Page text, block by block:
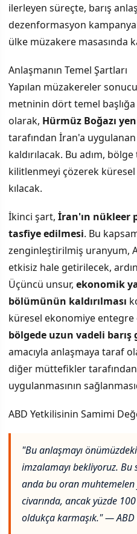
ilerleyen süreçte, barış
dezenformasyon
ülke müzakere masasında
Anlaşmanın Temel Şartları
Yapılan müzakereler
metninin dört temel başlığa
olarak, Hürmüz Boğazı
tarafından İran'a
kaldırılacak. Bu adım,
kilitlenmeyi çözerek küresel
kılacak.
İkinci şart, İran'ın nükleer
tasfiye edilmesi. Bu
zenginleştirilmiş uranyum,
etkisiz hale getirilecek,
Üçüncü unsur, ekonomik
bölümünün kaldırılması
küresel ekonomiye entegre
bölgede uzun vadeli
amacıyla anlaşmaya taraf
diğer müttefikler
uygulanmasının
ABD Yetkilisinin Samimi
"Bu anlaşmayı
imzalamayı bekliyoruz.
anda bu oran muhtemelen
civarında, ancak yüzde
oldukça karmaşık." —